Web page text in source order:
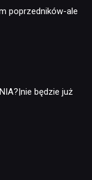
poprzedników-ale
będzie już